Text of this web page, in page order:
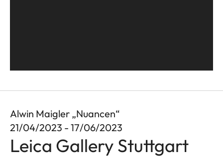
Alwin Maigler „Nuancen“
21/04/2023 - 17/06/2023
Leica Gallery Stuttgart